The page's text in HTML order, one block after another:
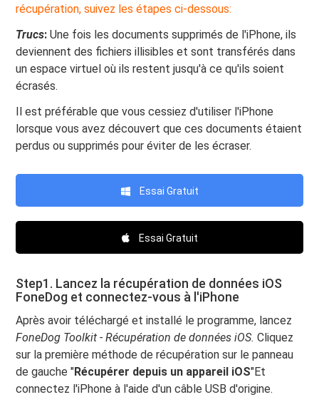
récupération, suivez les étapes ci-dessous:
Trucs: Une fois les documents supprimés de l'iPhone, ils
deviennent des fichiers illisibles et sont transférés dans
un espace virtuel où ils restent jusqu'à ce qu'ils soient
écrasés.
Il est préférable que vous cessiez d'utiliser l'iPhone
lorsque vous avez découvert que ces documents étaient
perdus ou supprimés pour éviter de les écraser.
Essai Gratuit
Essai Gratuit
Step1. Lancez la récupération de données iOS
FoneDog et connectez-vous à l'iPhone
Après avoir téléchargé et installé le programme, lancez
FoneDog Toolkit - Récupération de données iOS.Cliquez
sur la première méthode de récupération sur le panneau
de gauche "Récupérer depuis un appareil iOS"Et
connectez l'iPhone à l'aide d'un câble USB d'origine.